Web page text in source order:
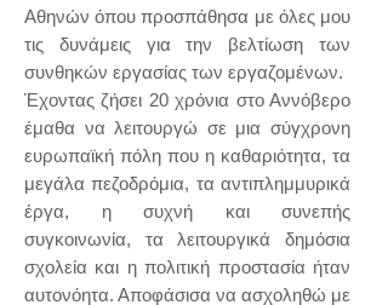
Αθηνών όπου προσπάθησα με όλες μου
τις δυνάμεις για την βελτίωση των
συνθηκών εργασίας των εργαζομένων.
Έχοντας ζήσει 20 χρόνια στο Αννόβερο
έμαθα να λειτουργώ σε μια σύγχρονη
ευρωπαϊκή πόλη που η καθαριότητα, τα
μεγάλα πεζοδρόμια, τα αντιπλημμυρικά
έργα, η συχνή και συνεπής
συγκοινωνία, τα λειτουργικά δημόσια
σχολεία και η πολιτική προστασία ήταν
αυτονόητα. Αποφάσισα να ασχοληθώ με